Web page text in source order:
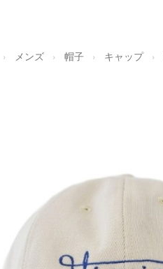
メンズ 帽子 キャップ